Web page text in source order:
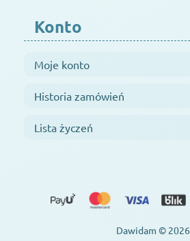
Konto
Moje konto
Historia zamówień
Lista życzeń
Dawidam © 2026